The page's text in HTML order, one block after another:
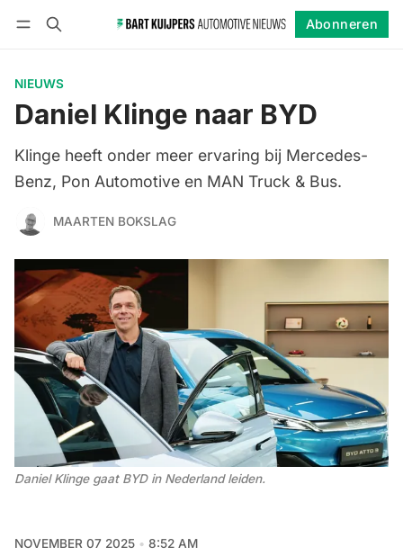
Abonneren
NIEUWS
Daniel Klinge naar BYD
Klinge heeft onder meer ervaring bij Mercedes-
Benz, Pon Automotive en MAN Truck & Bus.
MAARTEN BOKSLAG
Daniel Klinge gaat BYD in Nederland leiden.
NOVEMBER 07 2025
8:52 AM